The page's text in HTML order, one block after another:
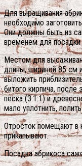
Для выращивания
необходимо
Они должны быть из
временем для посадки
Местом для
длины, шириной 85 см
выложить
битого кирпича, после
песка (3:1:1) и
мало уплотнить,
Отросток помещают в
прикапывают.
Посадка абрикоса